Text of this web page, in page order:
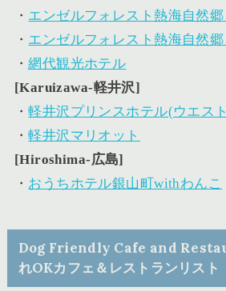
・ エンゼルフォレスト熱海自然郷
・ エンゼルフォレスト熱海自然郷
・網代観光ホテル
[Karuizawa-軽井沢]
・軽井沢プリンスホテル(ウエス
・軽井沢マリオット
[Hiroshima-広島]
・ おうちホテル銀山町withわんこ
Dog Friendly Cafe and
れOKカフェ＆レストランリスト